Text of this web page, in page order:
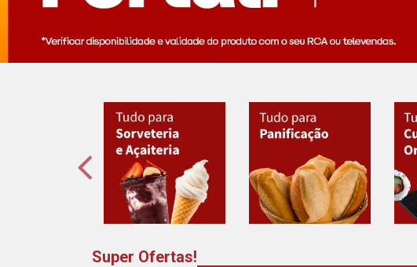
Super Ofertas!